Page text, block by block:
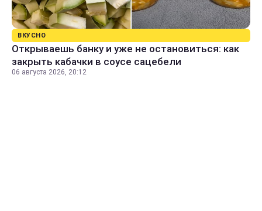
ВКУСНО
Открываешь банку и уже не остановиться: как
закрыть кабачки в соусе сацебели
06 августа 2026, 20:12